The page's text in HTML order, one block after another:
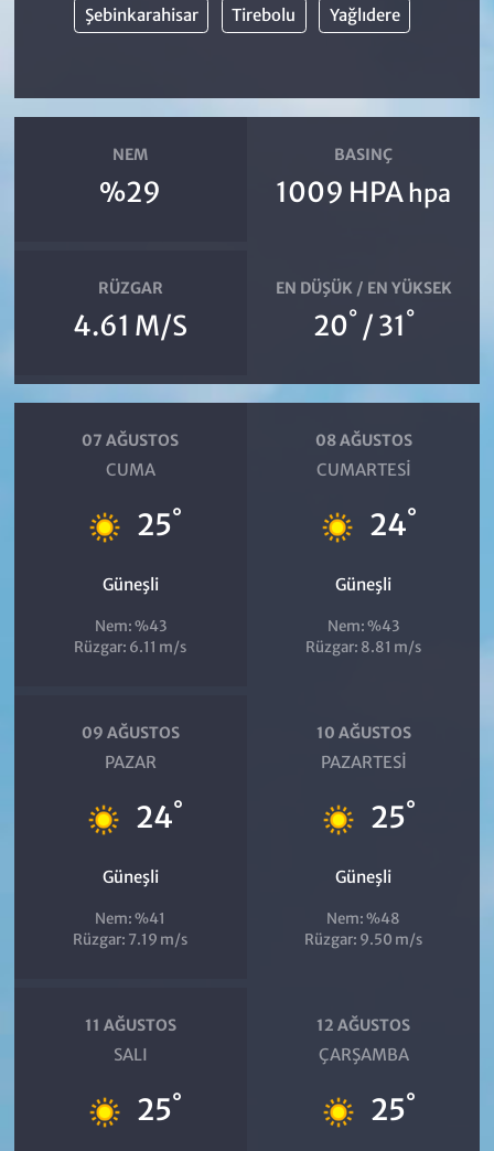
Şebinkarahisar Tirebolu Yağlıdere
NEM
%29
BASINÇ
1009 HPA hpa
RÜZGAR
4.61 M/S
EN DÜŞÜK / EN YÜKSEK
20° / 31°
07 AĞUSTOS
CUMA
25°
Güneşli
Nem: %43
Rüzgar: 6.11 m/s
08 AĞUSTOS
CUMARTESI
24°
Güneşli
Nem: %43
Rüzgar: 8.81 m/s
09 AĞUSTOS
PAZAR
24°
Güneşli
Nem: %41
Rüzgar: 7.19 m/s
10 AĞUSTOS
PAZARTESI
25°
Güneşli
Nem: %48
Rüzgar: 9.50 m/s
11 AĞUSTOS
SALI
25°
12 AĞUSTOS
ÇARŞAMBA
25°